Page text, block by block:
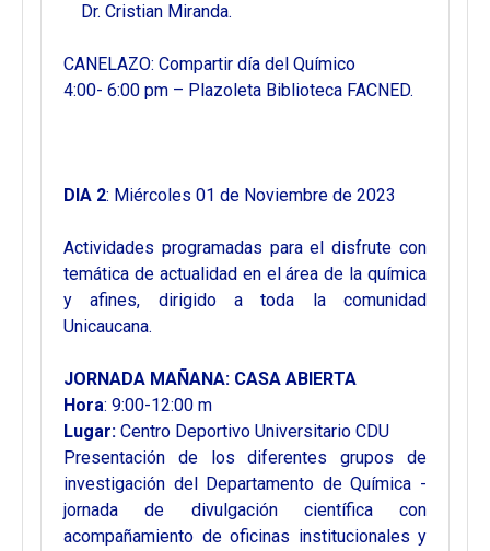
Dr. Cristian Miranda.
CANELAZO: Compartir día del Químico
4:00- 6:00 pm – Plazoleta Biblioteca FACNED.
DIA 2: Miércoles 01 de Noviembre de 2023
Actividades programadas para el disfrute con
temática de actualidad en el área de la química
y afines, dirigido a toda la comunidad
Unicaucana.
JORNADA MAÑANA: CASA ABIERTA
Hora: 9:00-12:00 m
Lugar: Centro Deportivo Universitario CDU
Presentación de los diferentes grupos de
investigación del Departamento de Química -
jornada de divulgación científica con
acompañamiento de oficinas institucionales y